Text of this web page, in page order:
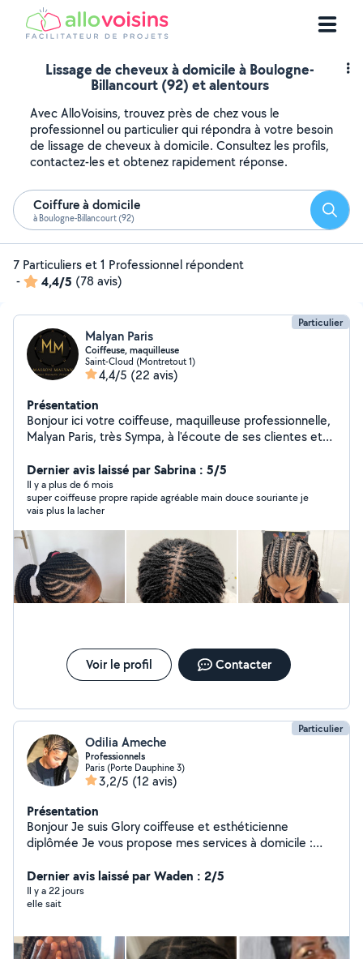
Lissage de cheveux à domicile à Boulogne-
Billancourt (92) et alentours
Avec AlloVoisins, trouvez près de chez vous le
professionnel ou particulier qui répondra à votre besoin
de lissage de cheveux à domicile. Consultez les profils,
contactez-les et obtenez rapidement réponse.
Coiffure à domicile
à Boulogne-Billancourt (92)
7 Particuliers et 1 Professionnel répondent
-
4,4/5 (78 avis)
Particulier
Malyan Paris
Coiffeuse, maquilleuse
Saint-Cloud (Montretout 1)
4,4/5 (22 avis)
Présentation
Bonjour ici votre coiffeuse, maquilleuse professionnelle,
Malyan Paris, très Sympa, à l'écoute de ses clientes et
prestations
Dernier avis laissé par Sabrina : 5/5
Il y a plus de 6 mois
super coiffeuse propre rapide agréable main douce souriante je
vais plus la lacher
Voir le profil Contacter
Particulier
Odilia Ameche
Professionnels
Paris (Porte Dauphine 3)
3,2/5 (12 avis)
Présentation
Bonjour Je suis Glory coiffeuse et esthéticienne
diplômée Je vous propose mes services à domicile :
types de cheveux Manucure & pédicure Soins du visage
Relooking & bien-être Menege Babysitting Je me
déplace partout Travail soigné Professionnalisme
message privé pour plus d'infos ou pour prendre rendez-
Dernier avis laissé par Waden : 2/5
Il y a 22 jours
elle sait